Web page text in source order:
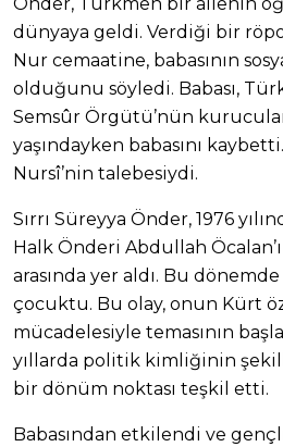
Önder, Türkmen bir ailenin
dünyaya geldi. Verdiği bir
Nur cemaatine, babasının
olduğunu söyledi. Babası,
Semsûr Örgütü’nün
yaşındayken babasını kaybetti.
Nursî’nin talebesiydi.
Sırrı Süreyya Önder, 1976
Halk Önderi Abdullah
arasında yer aldı. Bu dönemde
çocuktu. Bu olay, onun Kürt
mücadelesiyle temasının
yıllarda politik kimliğinin
bir dönüm noktası teşkil etti.
Babasından etkilendi ve